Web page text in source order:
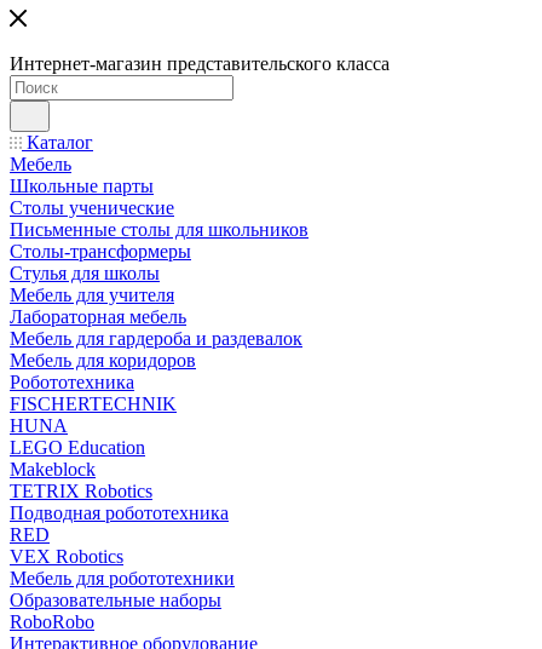
Интернет-магазин представительского класса
Каталог
Мебель
Школьные парты
Столы ученические
Письменные столы для школьников
Столы-трансформеры
Стулья для школы
Мебель для учителя
Лабораторная мебель
Мебель для гардероба и раздевалок
Мебель для коридоров
Робототехника
FISCHERTECHNIK
HUNA
LEGO Education
Makeblock
TETRIX Robotics
Подводная робототехника
RED
VEX Robotics
Мебель для робототехники
Образовательные наборы
RoboRobo
Интерактивное оборудование